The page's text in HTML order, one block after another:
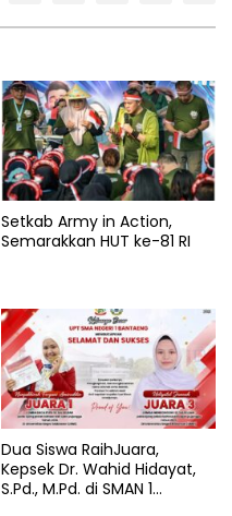
Setkab Army in Action,
Semarakkan HUT ke-81 RI
Dua Siswa RaihJuara,
Kepsek Dr. Wahid Hidayat,
S.Pd., M.Pd. di SMAN 1